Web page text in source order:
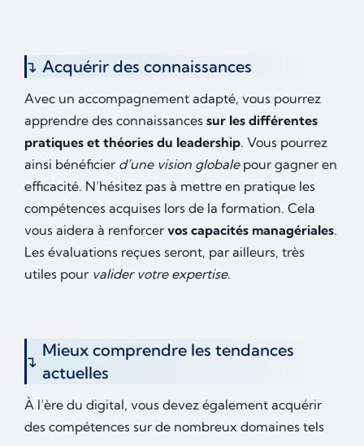
Acquérir des connaissances
Avec un accompagnement adapté, vous pourrez
apprendre des connaissances sur les différentes
pratiques et théories du leadership. Vous pourrez
ainsi bénéficier d’une vision globalepour gagner en
efficacité. N’hésitez pas à mettre en pratique les
compétences acquises lors de la formation. Cela
vous aidera à renforcer vos capacités managériales.
Les évaluations reçues seront, par ailleurs, très
utiles pour valider votre expertise.
Mieux comprendre les tendances
actuelles
À l’ère du digital, vous devez également acquérir
des compétences sur de nombreux domaines tels